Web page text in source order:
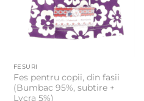
FESURI
Fes pentru copii, din fasii
(Bumbac 95%, subtire +
Lycra 5%)